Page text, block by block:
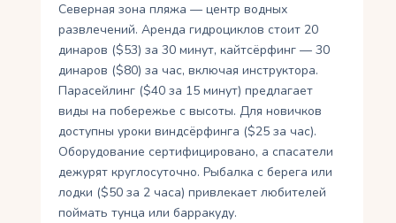
Северная зона пляжа — центр водных
развлечений. Аренда гидроциклов стоит 20
динаров ($53) за 30 минут, кайтсёрфинг — 30
динаров ($80) за час, включая инструктора.
Парасейлинг ($40 за 15 минут) предлагает
виды на побережье с высоты. Для новичков
доступны уроки виндсёрфинга ($25 за час).
Оборудование сертифицировано, а спасатели
дежурят круглосуточно. Рыбалка с берега или
лодки ($50 за 2 часа) привлекает любителей
поймать тунца или барракуду.